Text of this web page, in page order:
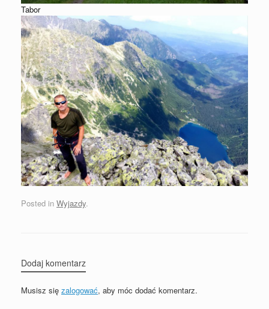
Tabor
Posted in Wyjazdy.
Dodaj komentarz
Musisz się zalogować, aby móc dodać komentarz.